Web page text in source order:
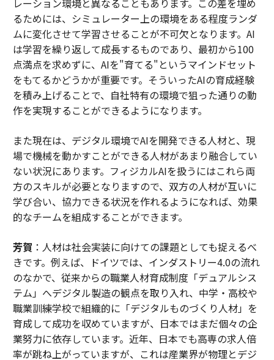
レーション環境と異なることもあります。この差を埋め
るためには、シミュレーター上の環境をある程度ランダ
ムに変化させて学習させることが不可欠となります。AI
は学習を繰り返して成長するものであり、最初から100
点満点を求めずに、AIを"育てる"というマインドセット
をもてるかどうかが重要です。そういったAIの育成経験
を積み上げることで、自社特有の環境で狙った通りの動
作を実現することができるようになります。
また現在は、デジタル環境でAIを開発できる人材と、現
場で機械を動かすことができる人材があまり融合してい
ない状況にあります。フィジカルAIを扱うにはこれら両
方のスキルが必要となりますので、双方の人材が互いに
学び合い、協力できる状況を作れるようになれば、効果
的なチームを組成することができます。
芳賀 ：人材は社会実装に向けての課題としても捉えるべ
きです。例えば、ドイツでは、インダストリー4.0の流れ
のなかで、従来からの職業人材育成制度「デュアルシス
テム」へデジタル製造の観点を取り入れ、中学・高校や
職業訓練学校で組織的に「デジタルものづくり人材」を
育成して成功を収めていますが、日本ではまだ個々の企
業努力に依存しています。近年、日本でも高専の求人倍
率が跳ね上がっていますが、これは産業界が物理とデジ